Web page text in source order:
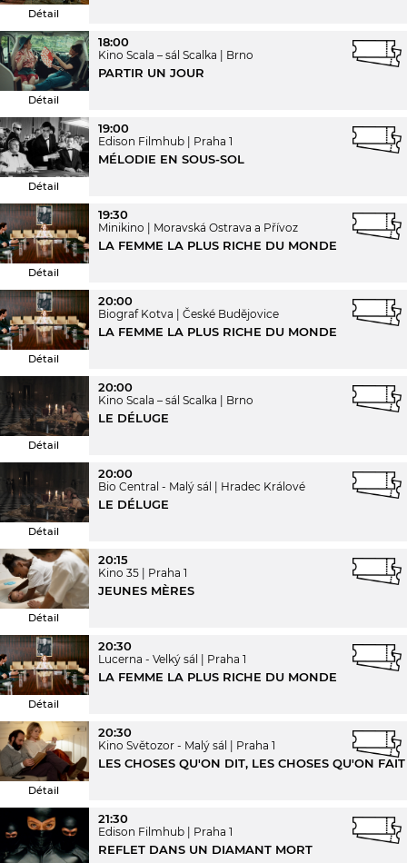
Détail
Détail
18:00
Kino Scala – sál Scalka Brno
PARTIR UN JOUR
Détail
19:00
Edison Filmhub Praha 1
MÉLODIE EN SOUS-SOL
Détail
19:30
Minikino Moravská Ostrava a Přívoz
LA FEMME LA PLUS RICHE DU MONDE
Détail
20:00
Biograf Kotva České Budějovice
LA FEMME LA PLUS RICHE DU MONDE
Détail
20:00
Kino Scala – sál Scalka Brno
LE DÉLUGE
Détail
20:00
Bio Central - Malý sál Hradec Králové
LE DÉLUGE
Détail
20:15
Kino 35 Praha 1
JEUNES MÈRES
Détail
20:30
Lucerna - Velký sál Praha 1
LA FEMME LA PLUS RICHE DU MONDE
Détail
20:30
Kino Světozor - Malý sál Praha 1
LES CHOSES QU'ON DIT, LES CHOSES QU'ON FAIT
21:30
Edison Filmhub Praha 1
REFLET DANS UN DIAMANT MORT